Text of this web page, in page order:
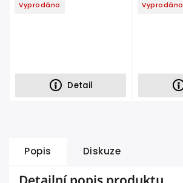
Vyprodáno
Detail
Vyprodáno
Popis Diskuze